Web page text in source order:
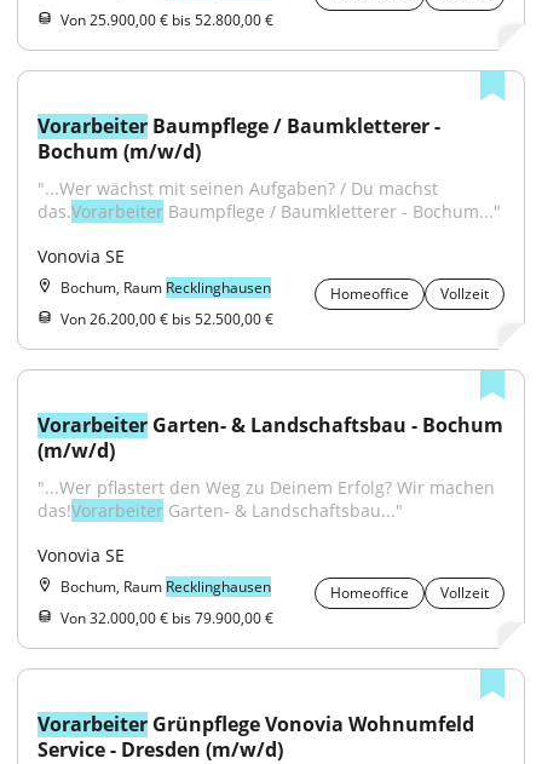
Von 25.900,00 € bis 52.800,00 €
Vorarbeiter Baumpflege / Baumkletterer -
Bochum (m/w/d)
"...Wer wächst mit seinen Aufgaben? / Du machst
das.Vorarbeiter Baumpflege / Baumkletterer - Bochum..."
Vonovia SE
Bochum, Raum Recklinghausen Homeoffice
Vollzeit
Von 26.200,00 € bis 52.500,00 €
Vorarbeiter Garten- & Landschaftsbau - Bochum
(m/w/d)
"...Wer pflastert den Weg zu Deinem Erfolg? Wir machen
das!Vorarbeiter Garten- & Landschaftsbau..."
Vonovia SE
Bochum, Raum Recklinghausen Homeoffice
Vollzeit
Von 32.000,00 € bis 79.900,00 €
Vorarbeiter Grünpflege Vonovia Wohnumfeld
Service - Dresden (m/w/d)